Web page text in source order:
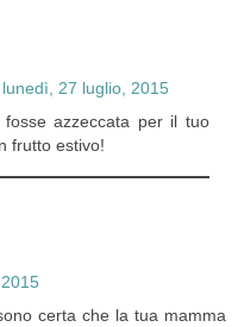
lunedì, 27 luglio, 2015
azzeccata per il tuo
frutto estivo!
certa che la tua mamma